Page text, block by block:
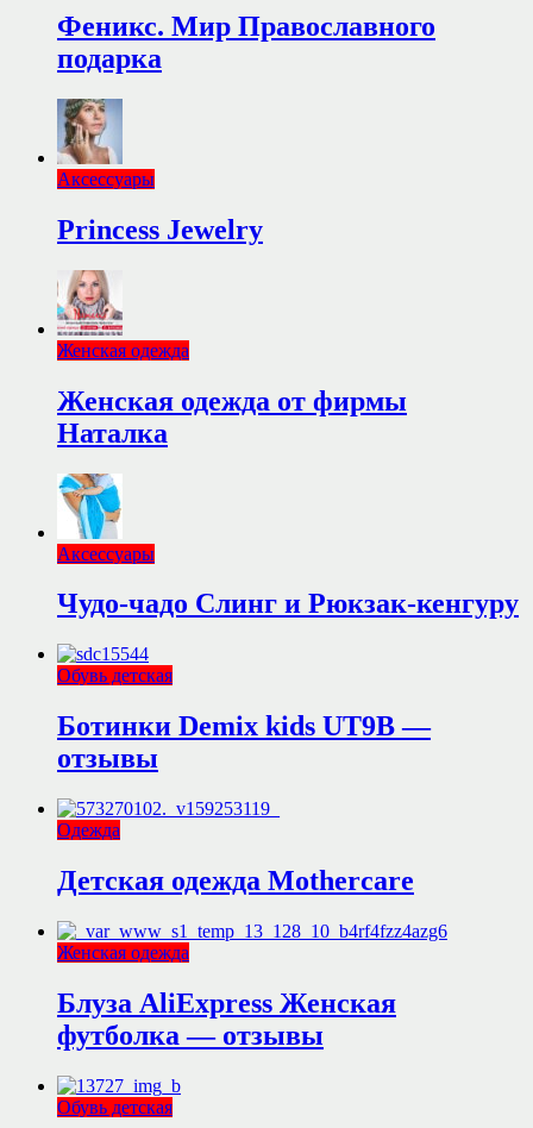
Феникс. Мир Православного
подарка
Аксессуары
Princess Jewelry
Женская одежда
Женская одежда от фирмы
Наталка
Аксессуары
Чудо-чадо Слинг и Рюкзак-кенгуру
Обувь детская
Ботинки Demix kids UT9B —
отзывы
Одежда
Детская одежда Mothercare
Женская одежда
Блуза AliExpress Женская
футболка — отзывы
Обувь детская